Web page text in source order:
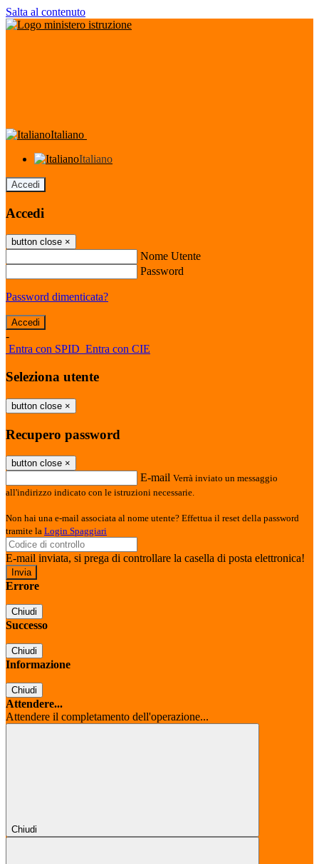
Salta al contenuto
Italiano
Italiano
Accedi
Accedi
button close ×
Nome Utente
Password
Password dimenticata?
-
Entra con SPID Entra con CIE
Seleziona utente
button close ×
Recupero password
button close ×
E-mail Verrà inviato un messaggio
all'indirizzo indicato con le istruzioni necessarie.
Non hai una e-mail associata al nome utente? Effettua il reset della password
tramite la Login Spaggiari
E-mail inviata, si prega di controllare la casella di posta elettronica!
Errore
Chiudi
Successo
Chiudi
Informazione
Chiudi
Attendere...
Attendere il completamento dell'operazione...
Chiudi